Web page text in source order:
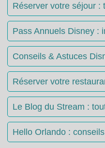
Réserver votre séjour :
Pass Annuels Disney :
Conseils & Astuces
Réserver votre
Le Blog du Stream :
Hello Orlando :